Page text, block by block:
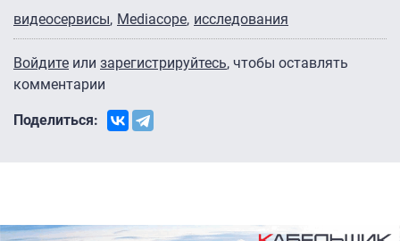
видеосервисы Mediacope исследования
Войдите или зарегистрируйтесь, чтобы оставлять
комментарии
Поделиться: